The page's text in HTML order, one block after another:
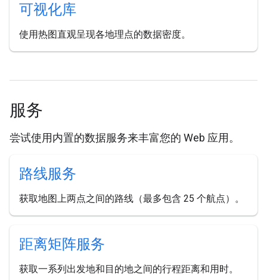
可视化库
使用热图直观呈现各地理点的数据密度。
服务
尝试使用内置的数据服务来丰富您的 Web 应用。
路线服务
获取地图上两点之间的路线（最多包含 25 个航点）。
距离矩阵服务
获取一系列出发地和目的地之间的行程距离和用时。